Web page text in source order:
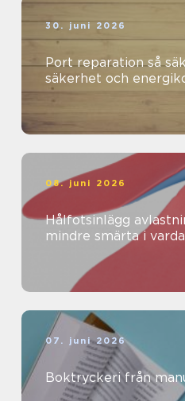
30. juni 2026
Port reparation så säkrar du drift,
säkerhet och
08. juni 2026
Hålfotsinlägg avlastning, stabilitet och
mindre smärta i
07. juni 2026
Boktryckeri